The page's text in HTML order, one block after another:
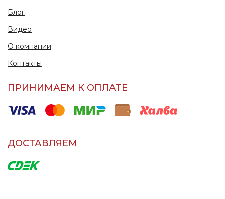
Блог
Видео
О компании
Контакты
ПРИНИМАЕМ К ОПЛАТЕ
ДОСТАВЛЯЕМ